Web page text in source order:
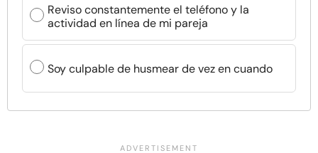
Reviso constantemente el teléfono y la
actividad en línea de mi pareja
Soy culpable de husmear de vez en cuando